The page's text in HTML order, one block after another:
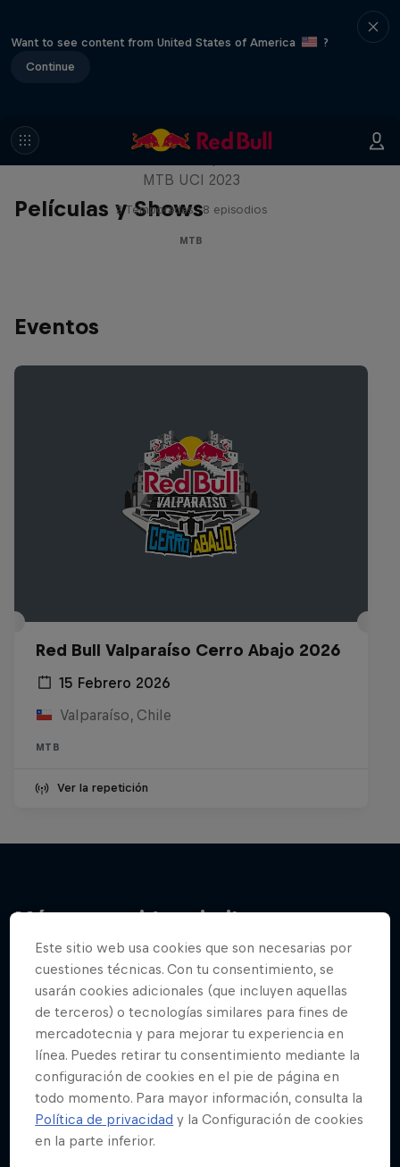
Want to see content from United States of America
?
Continue
Películas y Shows
Beyond the Line
MTB UCI 2023
2 Temporadas · 8 episodios
MTB
Eventos
Red Bull Valparaíso Cerro Abajo 2026
15 Febrero 2026
Valparaíso, Chile
MTB
Ver la repetición
Más contenidos similares
Este sitio web usa cookies que son necesarias por
cuestiones técnicas. Con tu consentimiento, se
usarán cookies adicionales (que incluyen aquellas
de terceros) o tecnologías similares para fines de
mercadotecnia y para mejorar tu experiencia en
línea. Puedes retirar tu consentimiento mediante la
configuración de cookies en el pie de página en
todo momento. Para mayor información, consulta la
Política de privacidad y la Configuración de cookies
en la parte inferior.